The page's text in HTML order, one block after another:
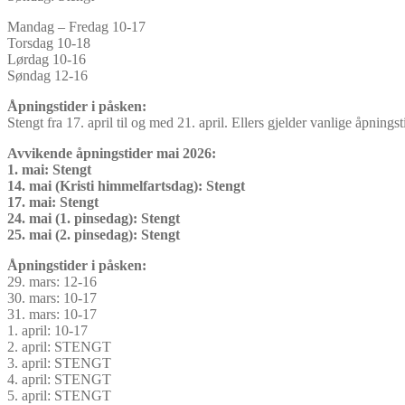
Mandag – Fredag 10-17
Torsdag 10-18
Lørdag 10-16
Søndag 12-16
Åpningstider i påsken:
Stengt fra 17. april til og med 21. april. Ellers gjelder vanlige
Avvikende åpningstider mai 2026:
1. mai: Stengt
14. mai (Kristi himmelfartsdag): Stengt
17. mai: Stengt
24. mai (1. pinsedag): Stengt
25. mai (2. pinsedag): Stengt
Åpningstider i påsken:
29. mars: 12-16
30. mars: 10-17
31. mars: 10-17
1. april: 10-17
2. april: STENGT
3. april: STENGT
4. april: STENGT
5. april: STENGT